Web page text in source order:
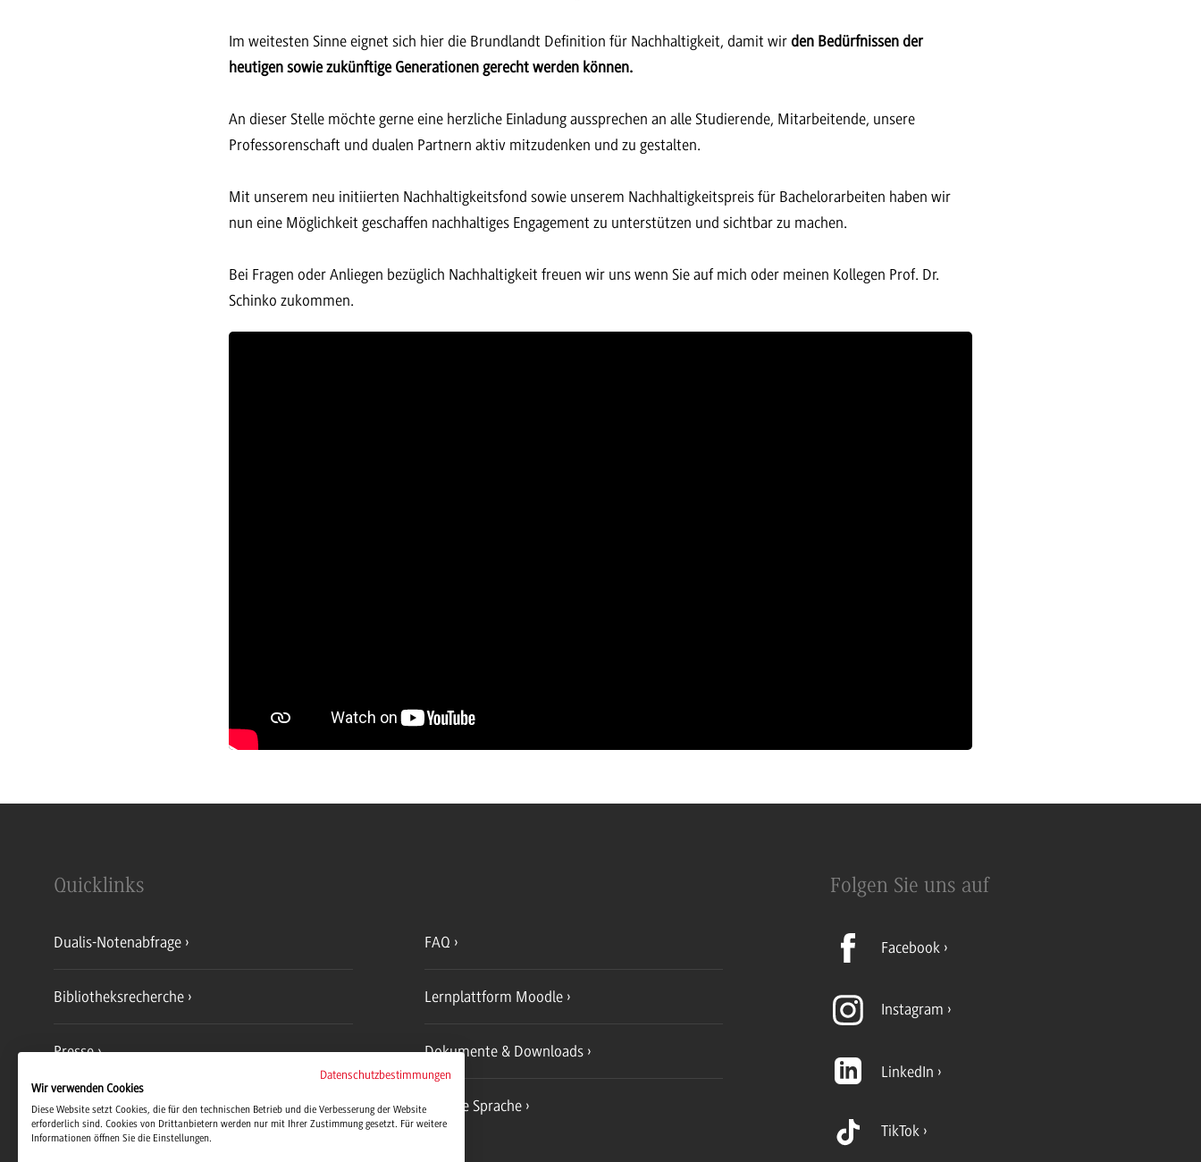
Im weitesten Sinne eignet sich hier die Brundlandt Definition für Nachhaltigkeit, damit wirden Bedürfnissen der
heutigen sowie zukünftige Generationen gerecht werden können.
An dieser Stelle möchte gerne eine herzliche Einladung aussprechen an alle Studierende, Mitarbeitende, unsere
Professorenschaft und dualen Partnern aktiv mitzudenken und zu gestalten.
Mit unserem neu initiierten Nachhaltigkeitsfond sowie unserem Nachhaltigkeitspreis für Bachelorarbeiten haben wir
nun eine Möglichkeit geschaffen nachhaltiges Engagement zu unterstützen und sichtbar zu machen.
Bei Fragen oder Anliegen bezüglich Nachhaltigkeit freuen wir uns wenn Sie auf mich oder meinen Kollegen Prof. Dr.
Schinko zukommen.
Quicklinks
Dualis-Notenabfrage FAQ
Bibliotheksrecherche Lernplattform Moodle
Presse Dokumente & Downloads
Jobs und Karriere Leichte Sprache
Folgen Sie uns auf
Facebook
Instagram
LinkedIn
TikTok
Datenschutzbestimmungen
Wir verwenden Cookies
Diese Website setzt Cookies, die für den technischen Betrieb und die Verbesserung der Website
erforderlich sind. Cookies von Drittanbietern werden nur mit Ihrer Zustimmung gesetzt. Für weitere
Informationen öffnen Sie die Einstellungen.